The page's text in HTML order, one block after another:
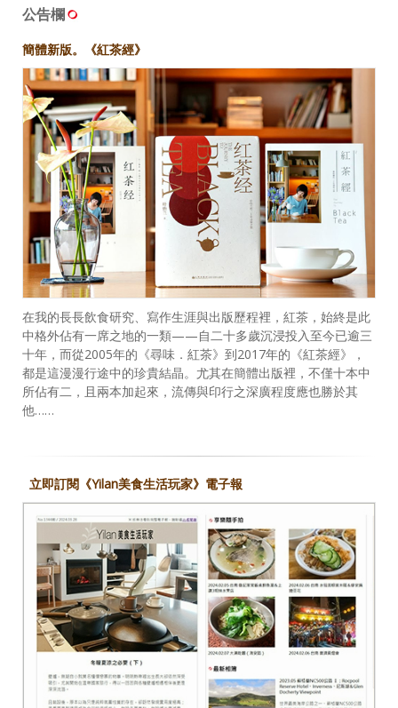
公告欄
簡體新版。《紅茶經》
在我的長長飲食研究、寫作生涯與出版歷程裡，紅茶，始終是此
中格外佔有一席之地的一類——自二十多歲沉浸投入至今已逾三
十年，而從2005年的《尋味．紅茶》到2017年的《紅茶經》，
都是這漫漫行途中的珍貴結晶。尤其在簡體出版裡，不僅十本中
所佔有二，且兩本加起來，流傳與印行之深廣程度應也勝於其
他……
立即訂閱《Yilan美食生活玩家》電子報